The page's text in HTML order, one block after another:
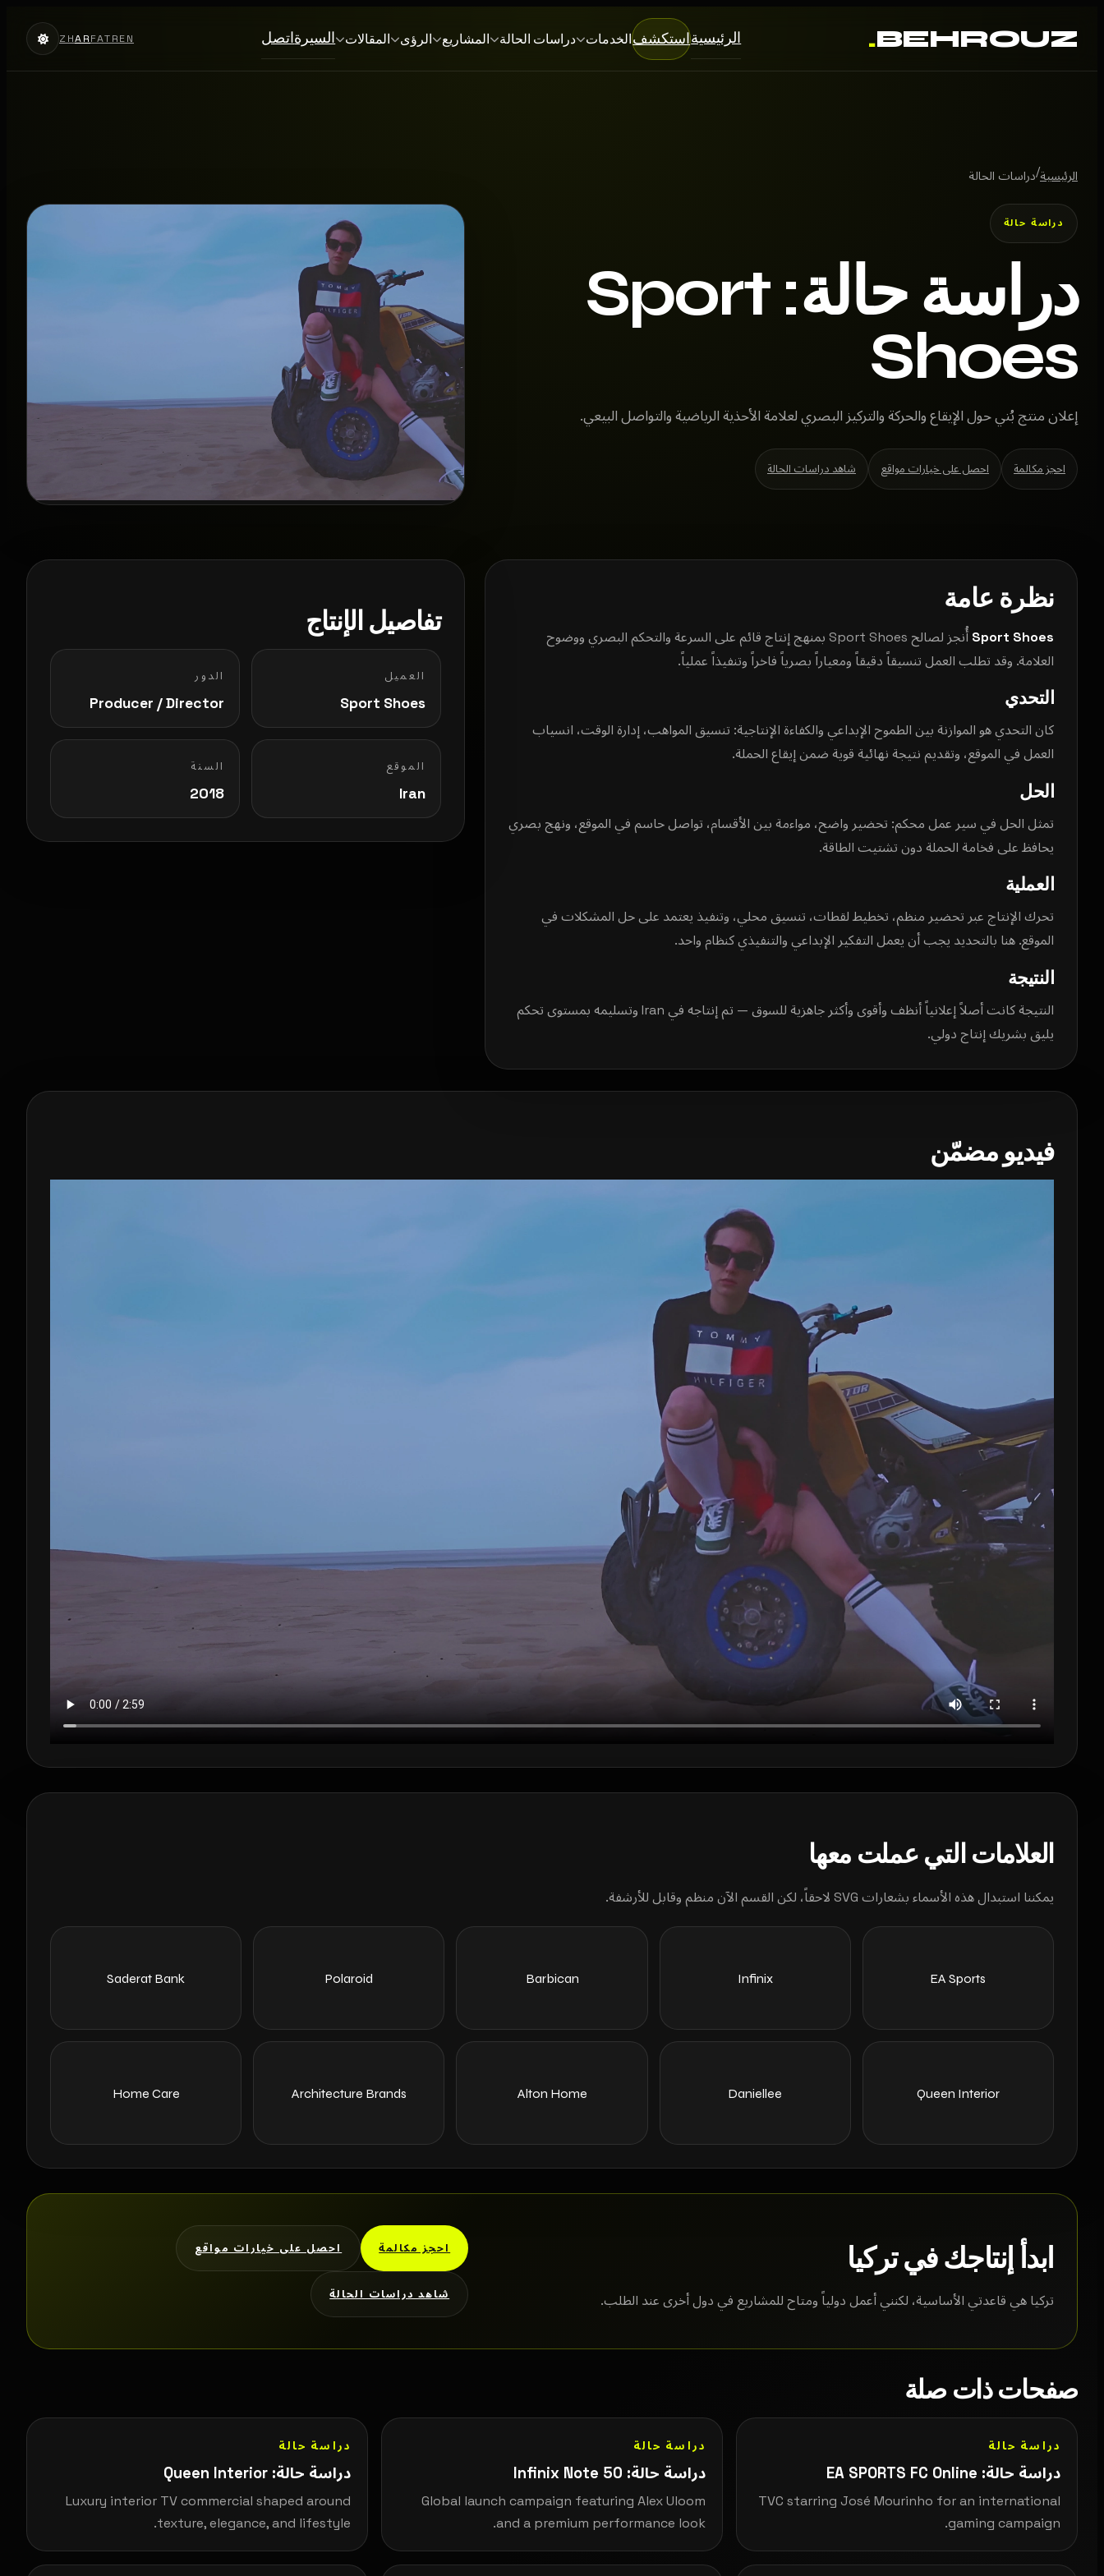
BEHROUZ
. الرئيسيةاستكشفالخدمات دراسات الحالة المشاريع الرؤى المقالات السيرة اتصل EN
TR
FA
AR
ZH
الرئيسية/دراسات الحالة
دراسة حالة
دراسة حالة: Sport
Shoes
إعلان منتج بُني حول الإيقاع والحركة والتركيز البصري لعلامة الأحذية الرياضية والتواصل البيعي.
احجز مكالمة احصل على خيارات مواقع شاهد دراسات الحالة
نظرة عامة
Sport Shoes
أُنجز لصالح Sport Shoes بمنهج إنتاج قائم على السرعة والتحكم البصري ووضوح
العلامة. وقد تطلب العمل تنسيقاً دقيقاً ومعياراً بصرياً فاخراً وتنفيذاً عملياً.
التحدي
كان التحدي هو الموازنة بين الطموح الإبداعي والكفاءة الإنتاجية: تنسيق المواهب، إدارة الوقت، انسياب
العمل في الموقع، وتقديم نتيجة نهائية قوية ضمن إيقاع الحملة.
الحل
تمثل الحل في سير عمل محكم: تحضير واضح، مواءمة بين الأقسام، تواصل حاسم في الموقع، ونهج بصري
يحافظ على فخامة الحملة دون تشتيت الطاقة.
العملية
تحرك الإنتاج عبر تحضير منظم، تخطيط لقطات، تنسيق محلي، وتنفيذ يعتمد على حل المشكلات في
الموقع. هنا بالتحديد يجب أن يعمل التفكير الإبداعي والتنفيذي كنظام واحد.
النتيجة
النتيجة كانت أصلاً إعلانياً أنظف وأقوى وأكثر جاهزية للسوق — تم إنتاجه في Iran وتسليمه بمستوى تحكم
يليق بشريك إنتاج دولي.
تفاصيل الإنتاج
العميل
Sport Shoes
الدور
Producer / Director
الموقع
Iran
السنة
2018
فيديو مضمّن
العلامات التي عملت معها
يمكننا استبدال هذه الأسماء بشعارات SVG لاحقاً، لكن القسم الآن منظم وقابل للأرشفة.
EA Sports
Infinix
Barbican
Polaroid
Saderat Bank
Queen Interior
Daniellee
Alton Home
Architecture Brands
Home Care
ابدأ إنتاجك في تركيا
تركيا هي قاعدتي الأساسية، لكنني أعمل دولياً ومتاح للمشاريع في دول أخرى عند الطلب.
احجز مكالمة احصل على خيارات مواقع
شاهد دراسات الحالة
صفحات ذات صلة
دراسة حالة
دراسة حالة: EA SPORTS FC Online
TVC starring José Mourinho for an international
gaming campaign.
دراسة حالة
دراسة حالة: Infinix Note 50
Global launch campaign featuring Alex Uloom
and a premium performance look.
دراسة حالة
دراسة حالة: Queen Interior
Luxury interior TV commercial shaped around
texture, elegance, and lifestyle.